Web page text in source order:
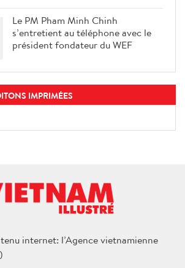
Le PM Pham Minh Chinh
s’entretient au téléphone avec le
président fondateur du WEF
IMPRIMÉES
internet: l’Agence vietnamienne